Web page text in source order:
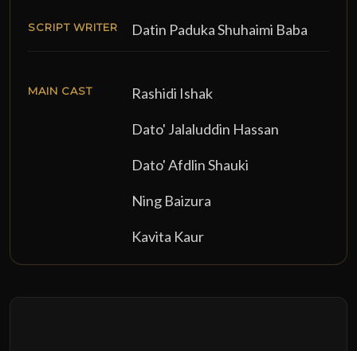
SCRIPT WRITER Datin Paduka Shuhaimi Baba
MAIN CAST Rashidi Ishak
Dato' Jalaluddin Hassan
Dato' Afdlin Shauki
Ning Baizura
Kavita Kaur